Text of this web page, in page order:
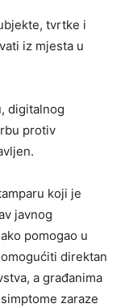
tvrtke i
iz mjesta u
digitalnog
protiv
koji je
javnog
pomogao u
direktan
a građanima
zaraze